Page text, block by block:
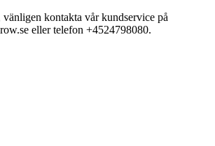
kontakta vår kundservice på
eller telefon +4524798080.